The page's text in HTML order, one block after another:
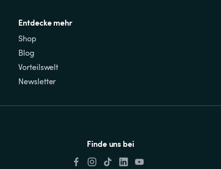
Entdecke mehr
Shop
Blog
Vorteilswelt
Newsletter
Finde uns bei